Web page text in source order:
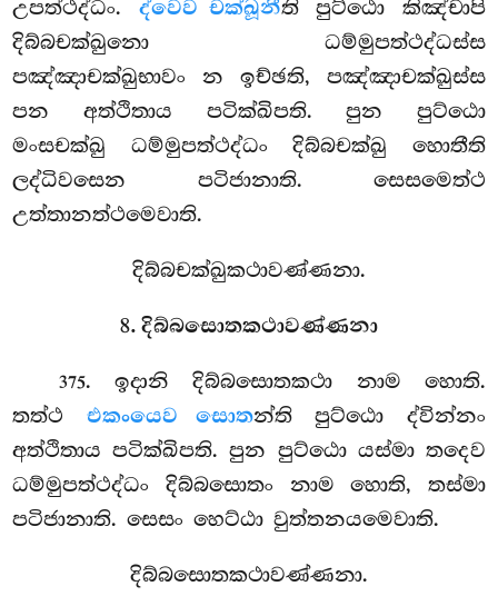
උපත්ථද්ධං. ද්වෙව චක්ඛූනීති පුට්ඨො කිඤ්චාපි
දිබ්බචක්ඛුනො ධම්මුපත්ථද්ධස්ස
පඤ්ඤාචක්ඛුභාවං න ඉච්ඡති, පඤ්ඤාචක්ඛුස්ස
පන අත්ථිතාය පටික්ඛිපති. පුන පුට්ඨො
මංසචක්ඛු ධම්මුපත්ථද්ධං දිබ්බචක්ඛු හොතීති
ලද්ධිවසෙන පටිජානාති. සෙසමෙත්ථ
උත්තානත්ථමෙවාති.
දිබ්බචක්ඛුකථාවණ්ණනා.
8. දිබ්බසොතකථාවණ්ණනා
375. ඉදානි දිබ්බසොතකථා නාම හොති.
තත්ථ එකංයෙව සොතන්ති පුට්ඨො ද්වින්නං
අත්ථිතාය පටික්ඛිපති. පුන පුට්ඨො යස්මා තදෙව
ධම්මුපත්ථද්ධං දිබ්බසොතං නාම හොති, තස්මා
පටිජානාති. සෙසං හෙට්ඨා වුත්තනයමෙවාති.
දිබ්බසොතකථාවණ්ණනා.